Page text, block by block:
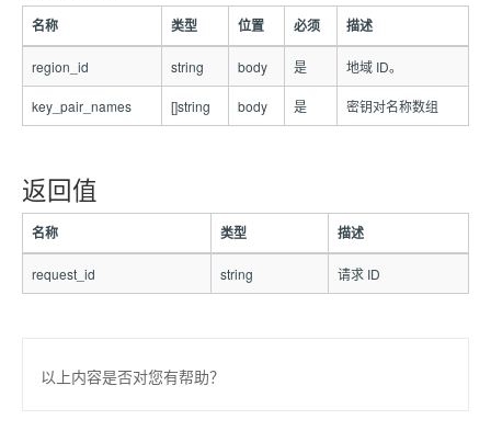
名称 类型 位置 必须 描述
region_id string body 是 地域 ID。
key_pair_names []string body 是 密钥对名称数组
返回值
名称 类型 描述
request_id string 请求 ID
以上内容是否对您有帮助？